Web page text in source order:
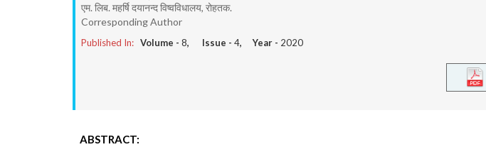
एम. लिब. महर्षि दयानन्द विष्वविधालय, रोहतक.
Corresponding Author
Published In: Volume - 8, Issue - 4, Year - 2020
ABSTRACT: